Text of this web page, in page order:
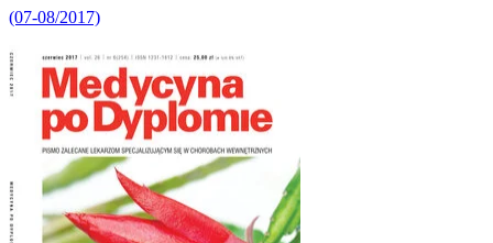
(07-08/2017)